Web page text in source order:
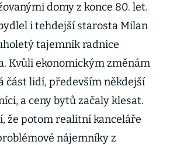
domy z konce 80. let.
i tehdejší starosta Milan
tajemník radnice
Kvůli ekonomickým změnám
část lidí, především někdejší
a ceny bytů začaly klesat.
že potom realitní kanceláře
nájemníky z